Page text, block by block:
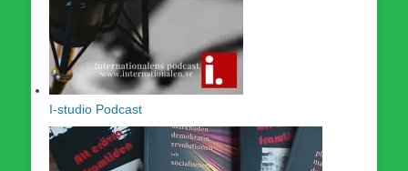
I-studio Podcast